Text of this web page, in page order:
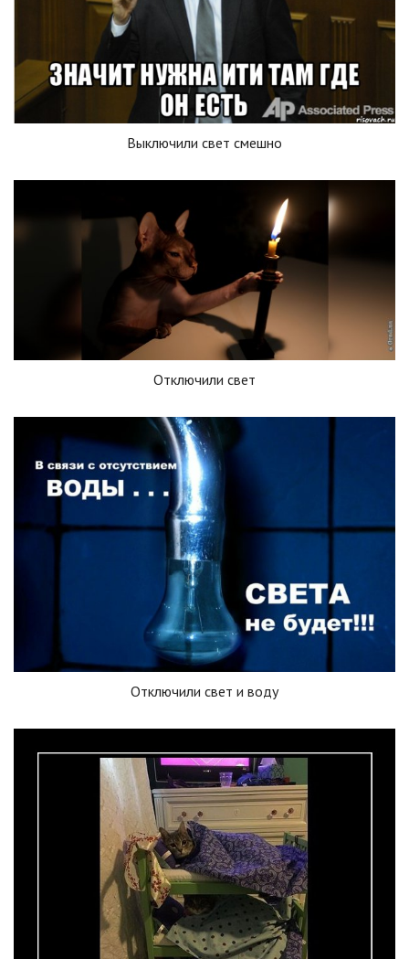
Выключили свет смешно
Отключили свет
Отключили свет и воду